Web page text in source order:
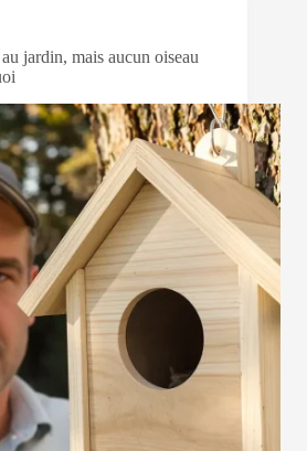
jardin, mais aucun oiseau